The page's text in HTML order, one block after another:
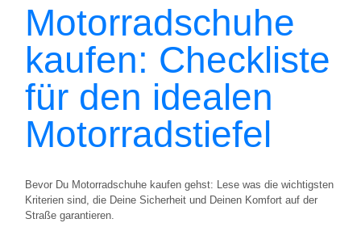
Motorradschuhe
kaufen: Checkliste
für den idealen
Motorradstiefel
Bevor Du Motorradschuhe kaufen gehst: Lese was die wichtigsten
Kriterien sind, die Deine Sicherheit und Deinen Komfort auf der
Straße garantieren.